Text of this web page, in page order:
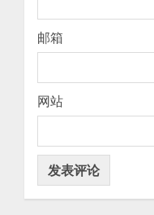
邮箱
网站